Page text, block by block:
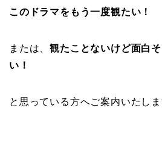
このドラマをもう一度観たい！
または、観たことないけど面白
い！
と思っている方へご案内いたしま